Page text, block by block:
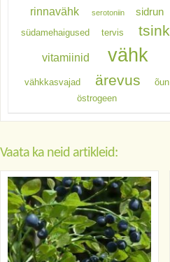
rinnavähk serotoniin sidrun
südamehaigused tervis tsink
vitamiinid vähk
vähkkasvajad ärevus
õun
östrogeen
Vaata ka neid artikleid: